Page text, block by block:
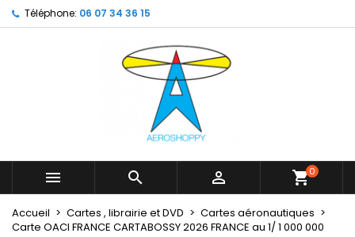
Téléphone: 06 07 34 36 15
   shopping_cart0
Accueil Cartes , librairie et DVD
Cartes aéronautiques
Carte OACI FRANCE CARTABOSSY 2026 FRANCE au 1/ 1 000 000
My wishlists ×
Create new list
Créer une liste d'envies ×
Nom de la liste d'envies
Connexion ×
Vous devez être connecté pour ajouter des produits
Annuler